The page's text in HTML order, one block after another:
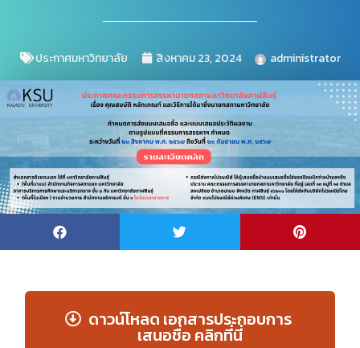
ประกาศมหาวิทยาลัย สิงหาคม 23, 2024 administrator
ดาวน์โหลด เอกสารประกอบการ
เสนอชื่อ คลิกที่นี่